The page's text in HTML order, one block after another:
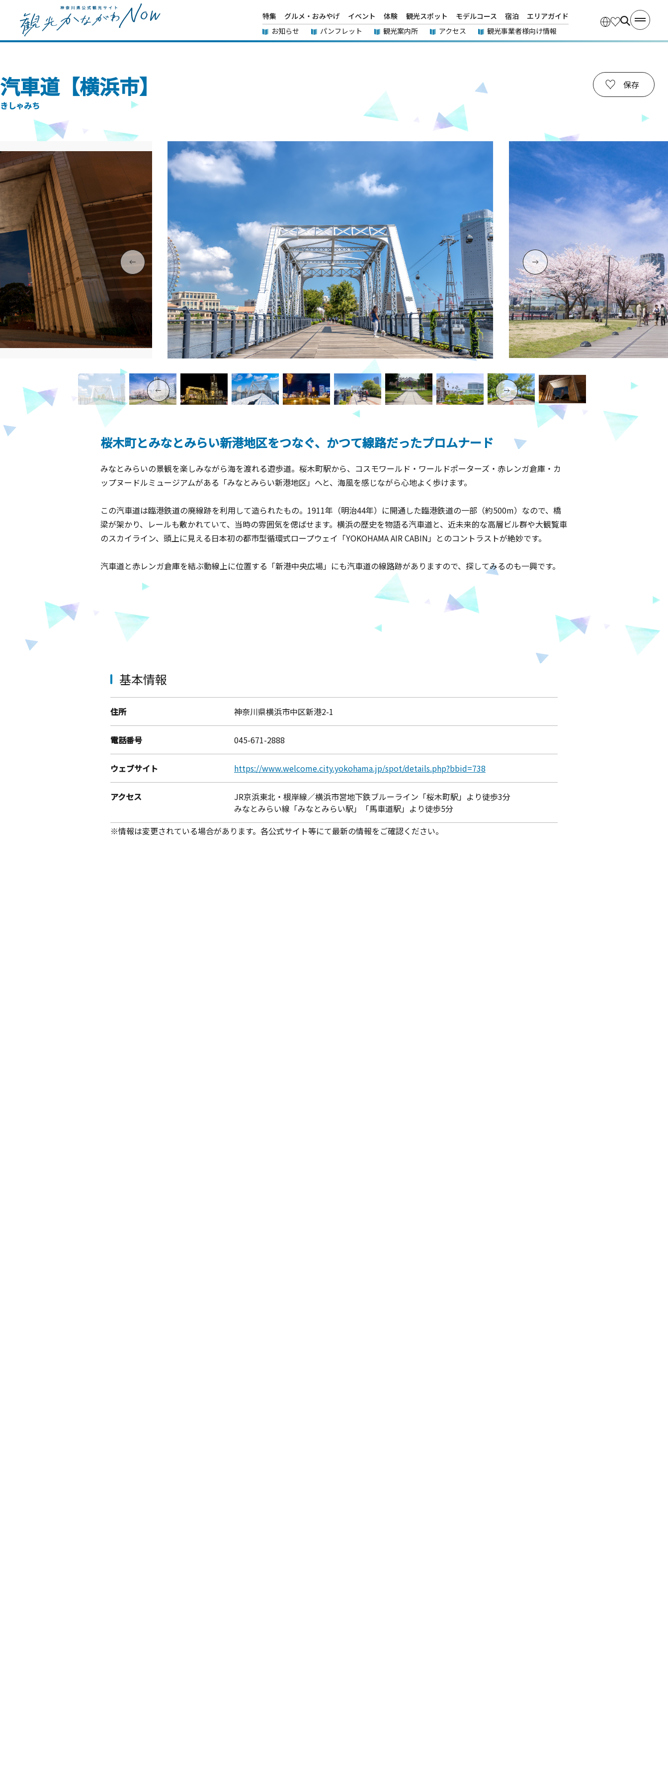
特集 グルメ・おみやげ イベント 体験 観光スポット モデルコース 宿泊
エリアガイド
お知らせ
パンフレット 観光案内所 アクセス 観光事業者様向け情報
汽車道【横浜市】
きしゃみち
保存
桜木町とみなとみらい新港地区をつなぐ、かつて線路だったプロムナード
みなとみらいの景観を楽しみながら海を渡れる遊歩道。桜木町駅から、コスモワールド・ワールドポーターズ・赤レンガ倉庫・カ
ップヌードルミュージアムがある「みなとみらい新港地区」へと、海風を感じながら心地よく歩けます。
この汽車道は臨港鉄道の廃線跡を利用して造られたもの。1911年（明治44年）に開通した臨港鉄道の一部（約500m）なので、橋
梁が架かり、レールも敷かれていて、当時の雰囲気を偲ばせます。横浜の歴史を物語る汽車道と、近未来的な高層ビル群や大観覧車
のスカイライン、頭上に見える日本初の都市型循環式ロープウェイ「YOKOHAMA AIR CABIN」とのコントラストが絶妙です。
汽車道と赤レンガ倉庫を結ぶ動線上に位置する「新港中央広場」にも汽車道の線路跡がありますので、探してみるのも一興です。
基本情報
住所 神奈川県横浜市中区新港2-1
電話番号 045-671-2888
ウェブサイト https://www.welcome.city.yokohama.jp/spot/details.php?bbid=738
アクセス
JR京浜東北・根岸線／横浜市営地下鉄ブルーライン「桜木町駅」より徒歩3分
みなとみらい線「みなとみらい駅」「馬車道駅」より徒歩5分
※情報は変更されている場合があります。各公式サイト等にて最新の情報をご確認ください。